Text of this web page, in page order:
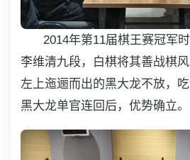
2014年第11届棋王赛冠军
李维清九段，白棋将其善战棋
左上迤逦而出的黑大龙不放，
黑大龙单官连回后，优势确立。